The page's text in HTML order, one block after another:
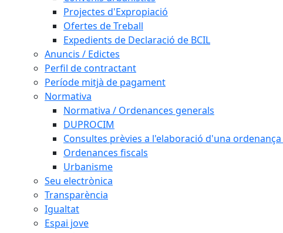
Projectes d'Expropiació
Ofertes de Treball
Expedients de Declaració de BCIL
Anuncis / Edictes
Perfil de contractant
Període mitjà de pagament
Normativa
Normativa / Ordenances generals
DUPROCIM
Consultes prèvies a l'elaboració d'una
Ordenances fiscals
Urbanisme
Seu electrònica
Transparència
Igualtat
Espai jove